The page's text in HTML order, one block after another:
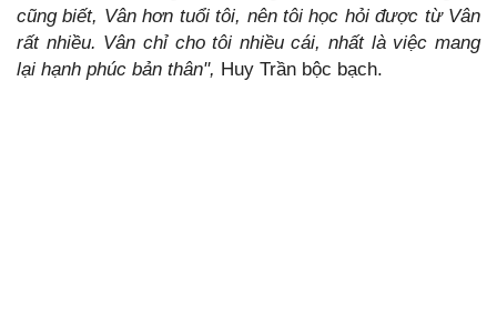
cũng biết, Vân hơn tuổi tôi, nên tôi học hỏi được từ Vân
rất nhiều. Vân chỉ cho tôi nhiều cái, nhất là việc mang
lại hạnh phúc bản thân", Huy Trần bộc bạch.